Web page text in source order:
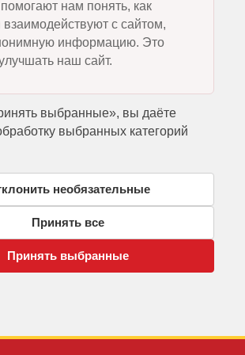
нам понять, как
взаимодействуют с сайтом,
информацию. Это
наш сайт.
выбранные», вы даёте
выбранных категорий
необязательные
Принять все
Принять выбранные